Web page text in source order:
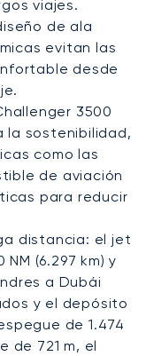
viajes.
de ala
evitan las
desde
3500
la sostenibilidad,
como las
de aviación
para reducir
distancia: el jet
(6.297 km) y
a Dubái
y el depósito
de 1.474
de 721 m, el